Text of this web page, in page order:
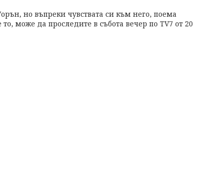
но въпреки чувствата си към него, поема
то, може да проследите в събота вечер по TV7 от 20